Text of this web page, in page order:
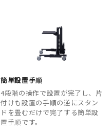
簡単設置手順
4段階の操作で設置が完了し、片
付けも設置の手順の逆にスタン
ドを畳むだけで完了する簡単設
置手順です。